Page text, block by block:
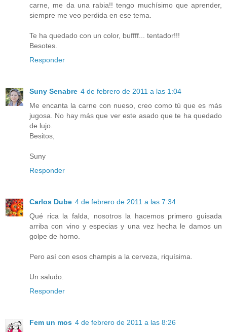
carne, me da una rabia!! tengo muchísimo que aprender,
siempre me veo perdida en ese tema.
Te ha quedado con un color, buffff... tentador!!!
Besotes.
Responder
Suny Senabre 4 de febrero de 2011 a las 1:04
Me encanta la carne con nueso, creo como tú que es más
jugosa. No hay más que ver este asado que te ha quedado
de lujo.
Besitos,
Suny
Responder
Carlos Dube 4 de febrero de 2011 a las 7:34
Qué rica la falda, nosotros la hacemos primero guisada
arriba con vino y especias y una vez hecha le damos un
golpe de horno.
Pero así con esos champis a la cerveza, riquísima.
Un saludo.
Responder
Fem un mos 4 de febrero de 2011 a las 8:26